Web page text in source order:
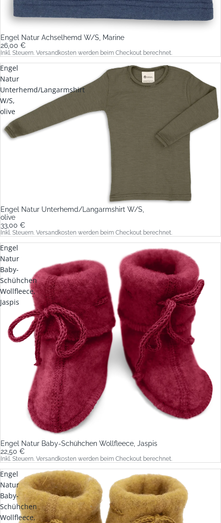
Engel Natur Achselhemd W/S, Marine
26,00 €
Inkl. Steuern. Versandkosten werden beim Checkout berechnet.
Engel
Natur
Unterhemd/Langarmshirt
W/S,
olive
Engel Natur Unterhemd/Langarmshirt W/S,
olive
33,00 €
Inkl. Steuern. Versandkosten werden beim Checkout berechnet.
Engel
Natur
Baby-
Schühchen
Wollfleece,
Jaspis
Engel Natur Baby-Schühchen Wollfleece, Jaspis
22,50 €
Inkl. Steuern. Versandkosten werden beim Checkout berechnet.
Engel
Natur
Baby-
Schühchen
Wollfleece,